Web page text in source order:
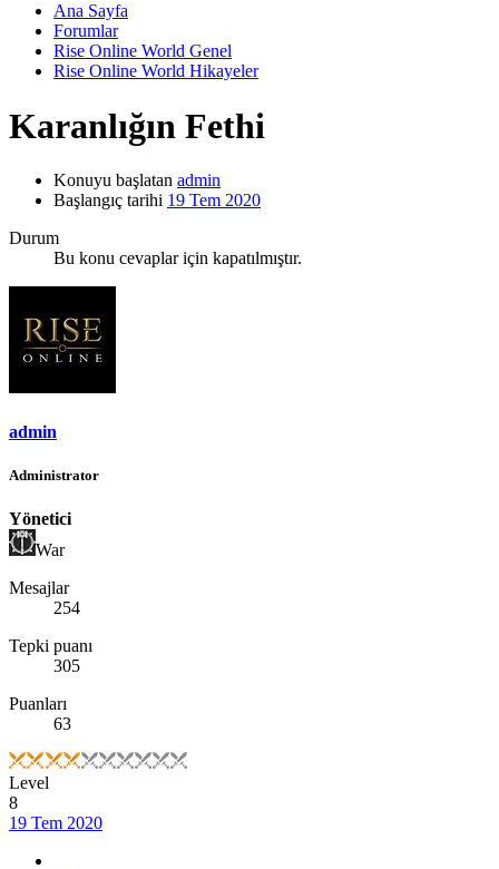
Ana Sayfa
Forumlar
Rise Online World Genel
Rise Online World Hikayeler
Karanlığın Fethi
Konuyu başlatan admin
Başlangıç tarihi 19 Tem 2020
Durum
Bu konu cevaplar için kapatılmıştır.
admin
Administrator
Yönetici
War
Mesajlar
254
Tepki puanı
305
Puanları
63
Level
8
19 Tem 2020